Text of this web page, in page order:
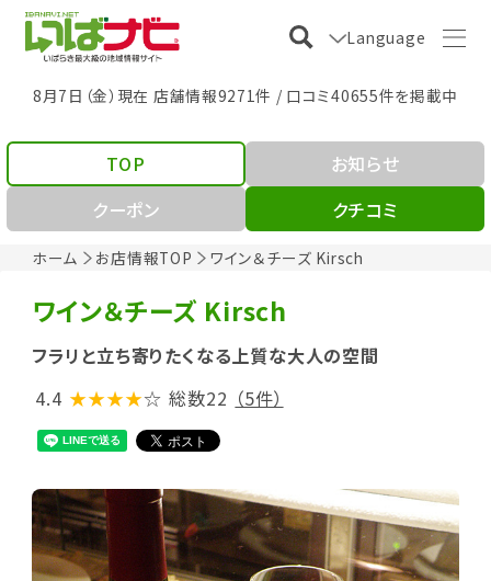
Language
8月7日（金）現在 店舗情報9271件 / 口コミ40655件を掲載中
ホーム お店情報TOP ワイン＆チーズ Kirsch
TOP
お知らせ
クーポン
クチコミ
ワイン＆チーズ Kirsch
フラリと立ち寄りたくなる上質な大人の空間
4.4 ★★★★☆ 総数22 （5件）